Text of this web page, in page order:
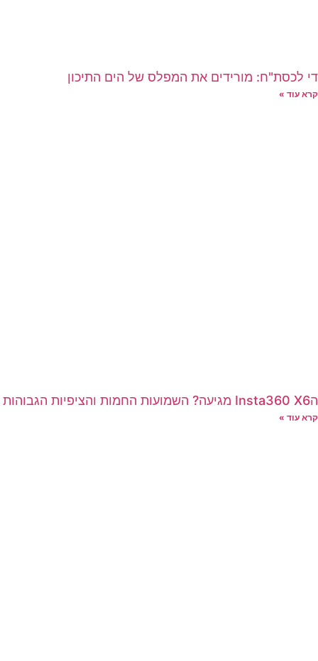
די לכסת"ח: מורידים את המפלס של הים התיכון
קרא עוד »
הInsta360 X6 מגיעה? השמועות החמות והציפיות הגבוהות
קרא עוד »